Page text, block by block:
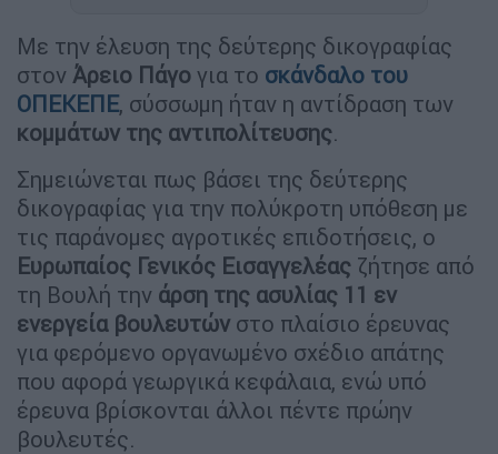
Με την έλευση της δεύτερης δικογραφίας
στον Άρειο Πάγο για το σκάνδαλο του
ΟΠΕΚΕΠΕ, σύσσωμη ήταν η αντίδραση των
κομμάτων της αντιπολίτευσης.
Σημειώνεται πως βάσει της δεύτερης
δικογραφίας για την πολύκροτη υπόθεση με
τις παράνομες αγροτικές επιδοτήσεις, ο
Ευρωπαίος Γενικός Εισαγγελέας ζήτησε από
τη Βουλή την άρση της ασυλίας 11 εν
ενεργεία βουλευτών στο πλαίσιο έρευνας
για φερόμενο οργανωμένο σχέδιο απάτης
που αφορά γεωργικά κεφάλαια, ενώ υπό
έρευνα βρίσκονται άλλοι πέντε πρώην
βουλευτές.